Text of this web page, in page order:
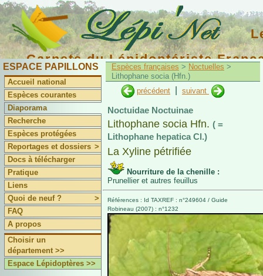
Carnets du Lépidoptériste
ESPACE PAPILLONS
Accueil national
Espèces courantes
Diaporama
Recherche
Espèces protégées
Reportages et dossiers >
Docs à télécharger
Pratique
Liens
Quoi de neuf ?
>
FAQ
A propos
Choisir un
département >>
Espace Lépidoptères >>
Espèces françaises > Noctuelles >
Lithophane socia (Hfn.)
précédent
suivant
Noctuidae Noctuinae
Lithophane socia Hfn. ( =
Lithophane hepatica Cl.)
La Xyline pétrifiée
Nourriture de la chenille :
Prunellier et autres feuillus
Références : Id TAXREF : n°249604 / Guide
Robineau (2007) : n°1232